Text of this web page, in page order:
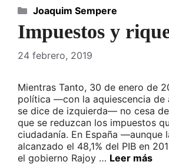
Impuestos y
24 febrero, 2019
Mientras Tanto, 30 de enero de
política —con la aquiescencia de
se dice de izquierda— no cesa
que se reduzcan los impuestos
ciudadanía. En España —aunque
alcanzado el 48,1% del PIB en
el gobierno Rajoy … Leer más
Categorías
Joaquim Sempere